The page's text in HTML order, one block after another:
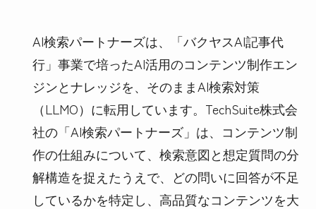
AI検索パートナーズは、「バクヤスAI記事代
行」事業で培ったAI活用のコンテンツ制作エン
ジンとナレッジを、そのままAI検索対策
（LLMO）に転用しています。TechSuite株式会
社の「AI検索パートナーズ」は、コンテンツ制
作の仕組みについて、検索意図と想定質問の分
解構造を捉えたうえで、どの問いに回答が不足
しているかを特定し、高品質なコンテンツを大